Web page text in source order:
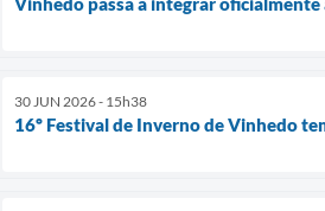
30 JUN 2026 - 15h38
16º Festival de Inverno de Vinhedo